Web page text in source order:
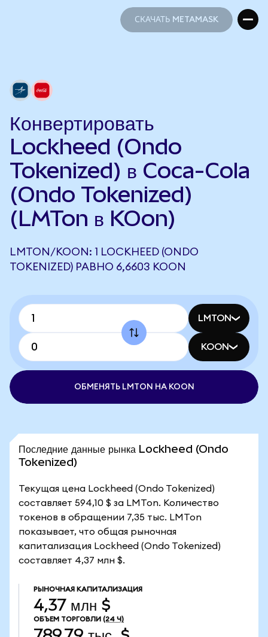
СКАЧАТЬ METAMASK
Конвертировать
Lockheed (Ondo
Tokenized) в Coca-Cola
(Ondo Tokenized)
(LMTon в KOon)
LMTON/KOON: 1 LOCKHEED (ONDO
TOKENIZED) РАВНО 6,6603 KOON
LMTON
KOON
ОБМЕНЯТЬ LMTON НА KOON
Последние данные рынка Lockheed (Ondo
Tokenized)
Текущая цена Lockheed (Ondo Tokenized)
составляет 594,10 $ за LMTon. Количество
токенов в обращении 7,35 тыс. LMTon
показывает, что общая рыночная
капитализация Lockheed (Ondo Tokenized)
составляет 4,37 млн $.
РЫНОЧНАЯ КАПИТАЛИЗАЦИЯ
4,37 млн $
ОБЪЕМ ТОРГОВЛИ (24 Ч)